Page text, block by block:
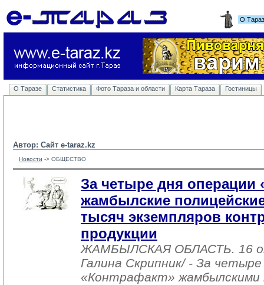
О
О Таразе Статистика Фото Тараза и области Карта Тараза Гостиницы
Автор: Сайт e-taraz.kz
Новости -> ОБЩЕСТВО
За четыре дня операции
жамбылские
тысяч экземпляров
продукции
ЖАМБЫЛСКАЯ ОБЛАСТЬ. 16
Галина Скрипник/ - За
«Контрафакт» жамбылскими